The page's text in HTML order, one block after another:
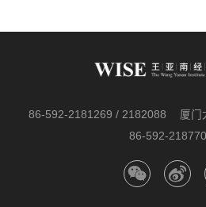
86-592-2181269 / 2182088
厦门
86-592-